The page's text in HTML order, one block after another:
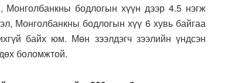
Монголбанкны бодлогын хүүн дээр 4.5 нэгж
Монголбанкны бодлогын хүү 6 хувь байгаа
байх юм. Мөн зээлдэгч зээлийн үндсэн
боломжтой.